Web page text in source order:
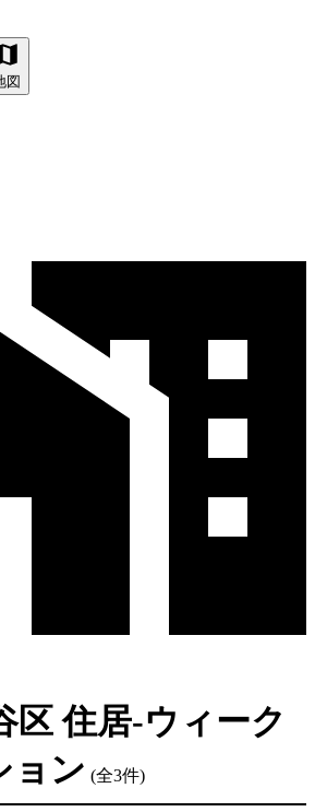
図
区 住居-ウィーク
ョン (全3件)